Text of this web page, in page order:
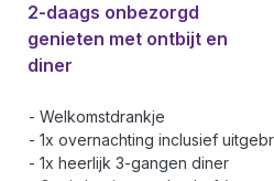
2-daags onbezorgd
genieten met ontbijt en
diner
Welkomstdrankje
1x overnachting inclusief
1x heerlijk 3-gangen diner